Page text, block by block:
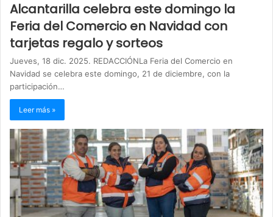
Alcantarilla celebra este domingo la
Feria del Comercio en Navidad con
tarjetas regalo y sorteos
Jueves, 18 dic. 2025. REDACCIÓNLa Feria del Comercio en
Navidad se celebra este domingo, 21 de diciembre, con la
participación…
Leer más »